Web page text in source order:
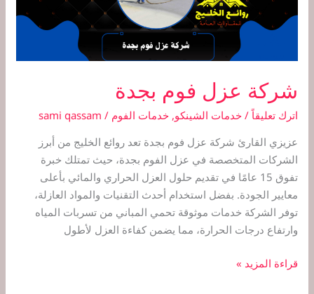
شركة عزل فوم بجدة
اترك تعليقاً /خدمات الشينكو,خدمات الفوم /
sami qassam
عزيزي القارئ شركة عزل فوم بجدة تعد روائع الخليج من أبرز
الشركات المتخصصة في عزل الفوم بجدة، حيث تمتلك خبرة
تفوق 15 عامًا في تقديم حلول العزل الحراري والمائي بأعلى
معايير الجودة. بفضل استخدام أحدث التقنيات والمواد العازلة،
توفر الشركة خدمات موثوقة تحمي المباني من تسربات المياه
وارتفاع درجات الحرارة، مما يضمن كفاءة العزل لأطول
قراءة المزيد »